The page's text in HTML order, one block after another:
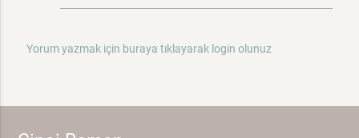
Yorum yazmak için buraya tıklayarak login olunuz